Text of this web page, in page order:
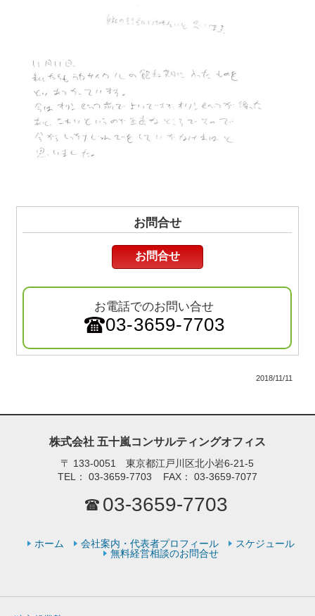
お問合せ
お問合せ
お電話でのお問い合せ
03-3659-7703
2018/11/11
株式会社 五十嵐コンサルティングオフィス
〒 133-0051 東京都江戸川区北小岩6-21-5
TEL：
03-3659-7703 FAX： 03-3659-7077
03-3659-7703
ホーム 会社案内・代表者プロフィール
スケジュール
無料経営相談のお問合せ